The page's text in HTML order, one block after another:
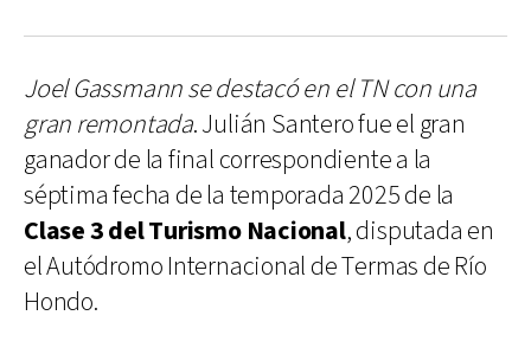
Joel Gassmann se destacó en el TN con una
gran remontada. Julián Santero fue el gran
ganador de la final correspondiente a la
séptima fecha de la temporada 2025 de la
Clase 3 del Turismo Nacional, disputada en
el Autódromo Internacional de Termas de Río
Hondo.